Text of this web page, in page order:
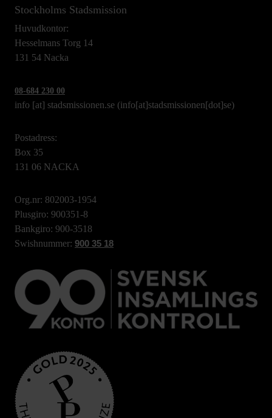
Stockholms Stadsmission
Huvudkontor:
Hesselmans Torg 14
131 54 Nacka
08-684 230 00
info [at] stadsmissionen.se (info[at]stadsmissionen[dot]se)
Postadress:
Box 35
131 06 NACKA
Org.nr: 802003-1954
Plusgiro: 900351-8
Bankgiro: 900-3518
Swishnummer: 900 35 18